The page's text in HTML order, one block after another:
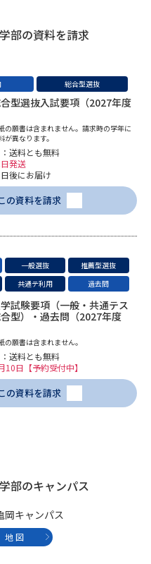
学問検索
学問分野解説
夢ナビライブ
ポート
大学進学IDについて
受付内容・発送状況の確認
個人情報取扱規定
部の資料を請求
総合型選抜
型選抜入試要項（2027年度
の願書は含まれません。請求時の学年に
異なります。
送料とも無料
発送
後にお届け
の資料を請求
一般選抜
推薦型選抜
共通テ利用 過去問
試験要項（一般・共通テス
型）・過去問（2027年度
の願書は含まれません。
送料とも無料
10日【予約受付中】
の資料を請求
部のキャンパス
岡キャンパス
地 図